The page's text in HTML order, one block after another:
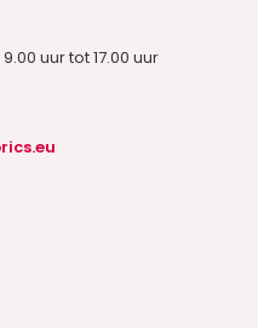
uur tot 17.00 uur